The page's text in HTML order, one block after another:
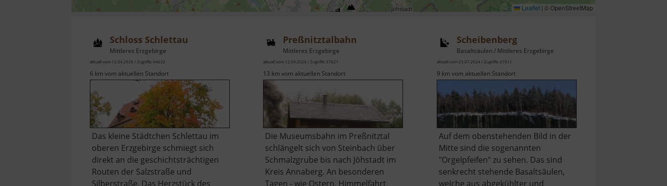
Leaflet | © OpenStreetMap
Schloss Schlettau
Mittleres Erzgebirge
aktuell vom 12.04.2026 / Zugriffe: 64632
6 km vom aktuellen Standort
Das kleine Städtchen Schlettau im
oberen Erzgebirge schmiegt sich
direkt an die geschichtsträchtigen
Routen der Salzstraße und
Silberstraße. Das Herzstück des
Preßnitztalbahn
Mittleres Erzgebirge
aktuell vom 12.04.2026 / Zugriffe: 57621
13 km vom aktuellen Standort
Die Museumsbahn im Preßnitztal
schlängelt sich von Steinbach über
Schmalzgrube bis nach Jöhstadt im
Kreis Annaberg. An besonderen
Tagen - wie Ostern, Himmelfahrt,
Scheibenberg
Basaltsäulen / Mittleres Erzgebirge
aktuell vom 23.07.2024 / Zugriffe: 67911
9 km vom aktuellen Standort
Auf dem obenstehenden Bild in der
Mitte sind die sogenannten
"Orgelpfeifen" zu sehen. Das sind
senkrecht stehende Basaltsäulen,
welche aus abgekühlter und